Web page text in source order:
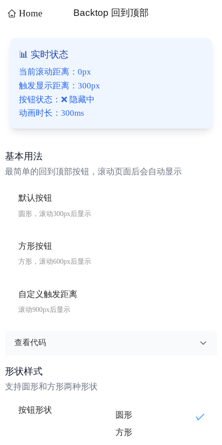
Home Backtop 回到顶部
📊 实时状态
当前滚动距离：0px
触发显示距离：300px
按钮状态：❌ 隐藏中
动画时长：300ms
基本用法
最简单的回到顶部按钮，滚动页面后会自动显示
默认按钮
圆形，滚动300px后显示
方形按钮
方形，滚动600px后显示
自定义触发距离
滚动900px后显示
查看代码
模板 - 默认按钮
<wd-backtop :scroll-top="scrollTop" />
模板 - 方形按钮
形状样式
支持圆形和方形两种形状
按钮形状
圆形
方形